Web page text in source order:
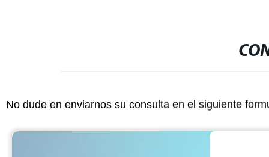
No dude en enviarnos su consulta en el siguiente